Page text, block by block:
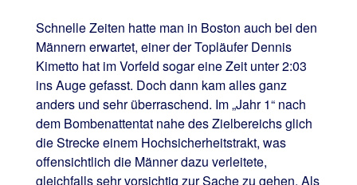
Schnelle Zeiten hatte man in Boston auch bei den
Männern erwartet, einer der Topläufer Dennis
Kimetto hat im Vorfeld sogar eine Zeit unter 2:03
ins Auge gefasst. Doch dann kam alles ganz
anders und sehr überraschend. Im „Jahr 1“ nach
dem Bombenattentat nahe des Zielbereichs glich
die Strecke einem Hochsicherheitstrakt, was
offensichtlich die Männer dazu verleitete,
gleichfalls sehr vorsichtig zur Sache zu gehen. Als